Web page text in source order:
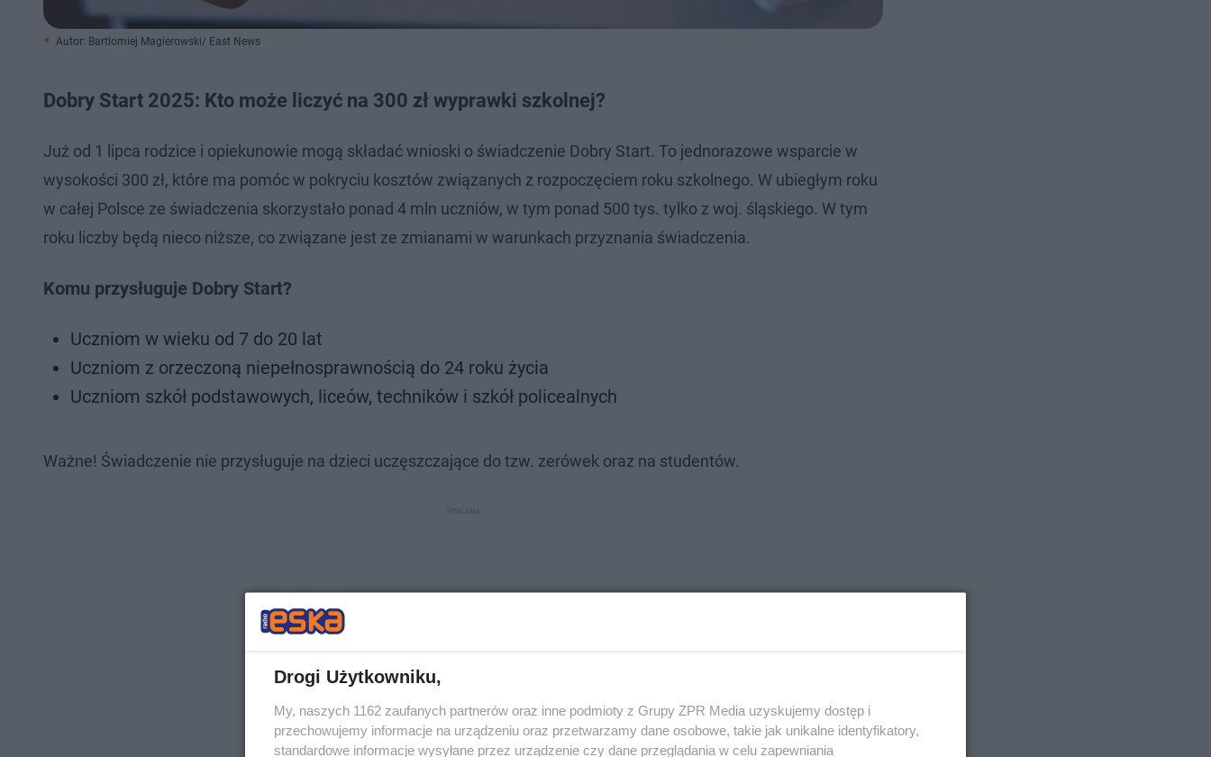
Autor: Bartlomiej Magierowski/ East News
Dobry Start 2025: Kto może liczyć na 300 zł wyprawki szkolnej?
Już od 1 lipca rodzice i opiekunowie mogą składać wnioski o świadczenie Dobry Start. To jednorazowe wsparcie w
wysokości 300 zł, które ma pomóc w pokryciu kosztów związanych z rozpoczęciem roku szkolnego. W ubiegłym roku
w całej Polsce ze świadczenia skorzystało ponad 4 mln uczniów, w tym ponad 500 tys. tylko z woj. śląskiego. W tym
roku liczby będą nieco niższe, co związane jest ze zmianami w warunkach przyznania świadczenia.
Komu przysługuje Dobry Start?
Uczniom w wieku od 7 do 20 lat
Uczniom z orzeczoną niepełnosprawnością do 24 roku życia
Uczniom szkół podstawowych, liceów, techników i szkół policealnych
Ważne! Świadczenie nie przysługuje na dzieci uczęszczające do tzw. zerówek oraz na studentów.
Drogi Użytkowniku,
My, naszych 1162 zaufanych partnerów oraz inne podmioty z Grupy ZPR Media uzyskujemy dostęp i
przechowujemy informacje na urządzeniu oraz przetwarzamy dane osobowe, takie jak unikalne identyfikatory,
standardowe informacje wysyłane przez urządzenie czy dane przeglądania w celu zapewniania